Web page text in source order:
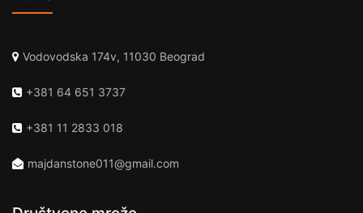
Vodovodska 174v, 11030 Beograd
+381 64 651 3737
+381 11 2833 018
majdanstone011@gmail.com